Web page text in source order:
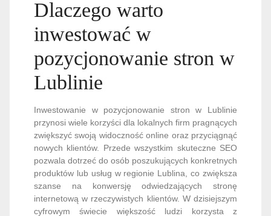
Dlaczego warto
inwestować w
pozycjonowanie stron w
Lublinie
Inwestowanie w pozycjonowanie stron w Lublinie
przynosi wiele korzyści dla lokalnych firm pragnących
zwiększyć swoją widoczność online oraz przyciągnąć
nowych klientów. Przede wszystkim skuteczne SEO
pozwala dotrzeć do osób poszukujących konkretnych
produktów lub usług w regionie Lublina, co zwiększa
szanse na konwersję odwiedzających stronę
internetową w rzeczywistych klientów. W dzisiejszym
cyfrowym świecie większość ludzi korzysta z